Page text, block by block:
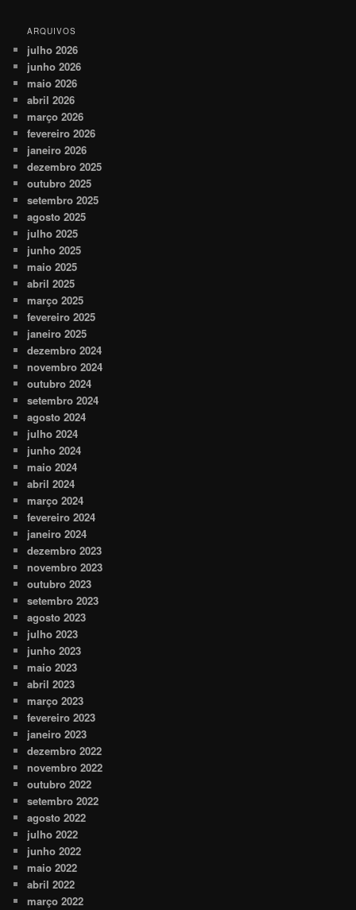
ARQUIVOS
julho 2026
junho 2026
maio 2026
abril 2026
março 2026
fevereiro 2026
janeiro 2026
dezembro 2025
outubro 2025
setembro 2025
agosto 2025
julho 2025
junho 2025
maio 2025
abril 2025
março 2025
fevereiro 2025
janeiro 2025
dezembro 2024
novembro 2024
outubro 2024
setembro 2024
agosto 2024
julho 2024
junho 2024
maio 2024
abril 2024
março 2024
fevereiro 2024
janeiro 2024
dezembro 2023
novembro 2023
outubro 2023
setembro 2023
agosto 2023
julho 2023
junho 2023
maio 2023
abril 2023
março 2023
fevereiro 2023
janeiro 2023
dezembro 2022
novembro 2022
outubro 2022
setembro 2022
agosto 2022
julho 2022
junho 2022
maio 2022
abril 2022
março 2022